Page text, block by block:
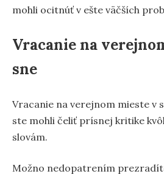
mohli ocitnúť v ešte väčších
Vracanie na
sne
Vracanie na verejnom mieste v
ste mohli čeliť prísnej kritike
slovám.
Možno nedopatrením